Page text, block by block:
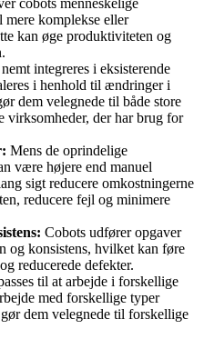
mere komplekse eller
kan øge produktiviteten og
integreres i eksisterende
i henhold til ændringer i
dem velegnede til både store
der har brug for
Mens de oprindelige
være højere end manuel
sigt reducere omkostningerne
reducere fejl og minimere
Cobots udfører opgaver
og konsistens, hvilket kan føre
reducerede defekter.
til at arbejde i forskellige
med forskellige typer
dem velegnede til forskellige